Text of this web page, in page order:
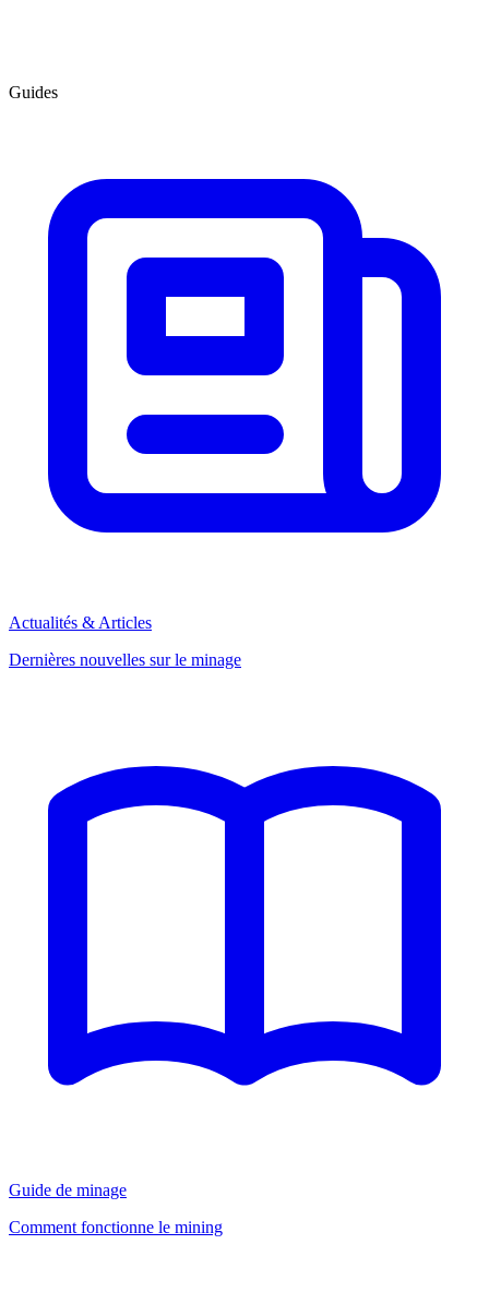
Guides
Actualités & Articles
Dernières nouvelles sur le minage
Guide de minage
Comment fonctionne le mining